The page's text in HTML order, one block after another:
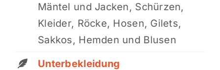
Mäntel und Jacken, Schürzen,
Kleider, Röcke, Hosen, Gilets,
Sakkos, Hemden und Blusen
Unterbekleidung